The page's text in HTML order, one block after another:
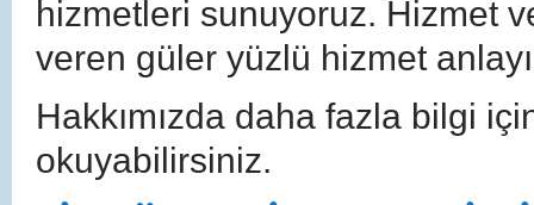
hizmetleri sunuyoruz. Hizmet
veren güler yüzlü hizmet
Hakkımızda daha fazla bilgi
okuyabilirsiniz.